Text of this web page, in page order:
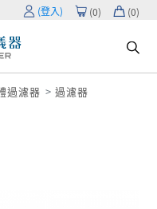
(登入) (0) (0)
過濾器
過濾器